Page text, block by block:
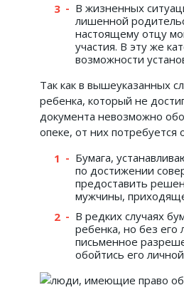
В жизненных
лишенной
настоящему отцу
участия. В эту же
возможности
Так как в вышеуказанных
ребенка, который не
документа невозможно
опеке, от них
Бумага,
по достижении
предоставить
мужчины,
В редких случаях
ребенка, но без его
письменное
обойтись его